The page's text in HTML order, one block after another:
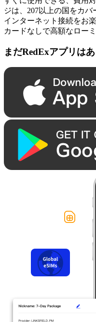
ジは、207以上の国をカ
インターネット接続をお
カードなしで高額なロー
まだRedExアプリは